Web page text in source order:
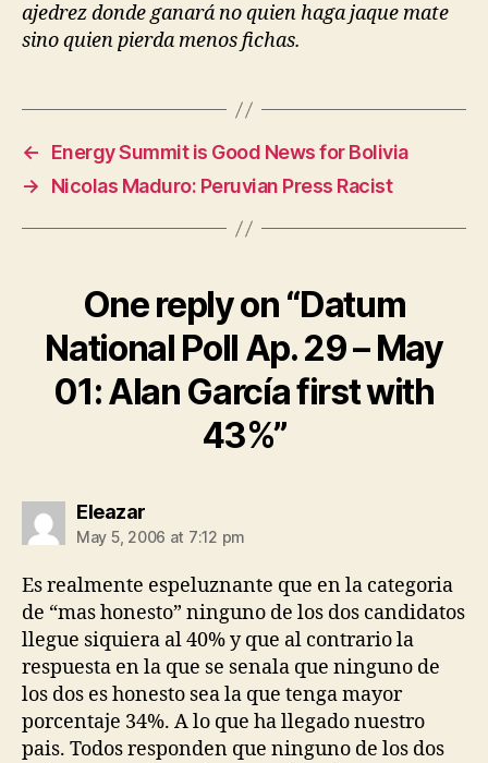
ajedrez donde ganará no quien haga jaque mate
sino quien pierda menos fichas.
←
Energy Summit is Good News for Bolivia
→
Nicolas Maduro: Peruvian Press Racist
One reply on “Datum
National Poll Ap. 29 – May
01: Alan García first with
43%”
Eleazarsays:
May 5, 2006 at 7:12 pm
Es realmente espeluznante que en la categoria
de “mas honesto” ninguno de los dos candidatos
llegue siquiera al 40% y que al contrario la
respuesta en la que se senala que ninguno de
los dos es honesto sea la que tenga mayor
porcentaje 34%. A lo que ha llegado nuestro
pais. Todos responden que ninguno de los dos